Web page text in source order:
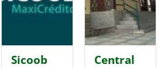
Sicoob
Central